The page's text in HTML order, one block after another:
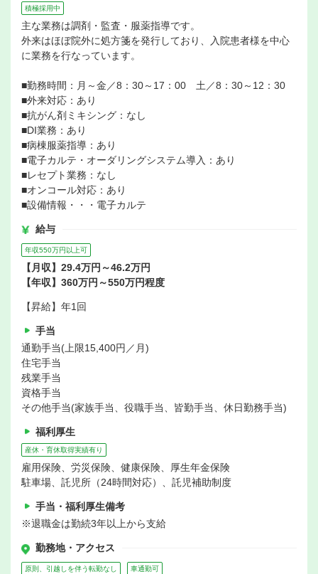
積極採用中
主な業務は調剤・監査・服薬指導です。
外来はほぼ院外に処方箋を発行しており、入院患者様を中心
に業務を行なっています。
■勤務時間：月～金／8：30～17：00 土／8：30～12：30
■外来対応：あり
■抗がん剤ミキシング：なし
■DI業務：あり
■病棟服薬指導：あり
■電子カルテ・オーダリングシステム導入：あり
■レセプト業務：なし
■オンコール対応：あり
■設備情報・・・電子カルテ
給与
年収550万円以上可
【月収】29.4万円～46.2万円
【年収】360万円～550万円程度
【昇給】年1回
手当
通勤手当(上限15,400円／月)
住宅手当
残業手当
資格手当
その他手当(家族手当、役職手当、皆勤手当、休日勤務手当)
福利厚生
産休・育休取得実績有り
雇用保険、労災保険、健康保険、厚生年金保険
駐車場、託児所（24時間対応）、託児補助制度
手当・福利厚生備考
※退職金は勤続3年以上から支給
勤務地・アクセス
原則、引越しを伴う転勤なし 車通勤可